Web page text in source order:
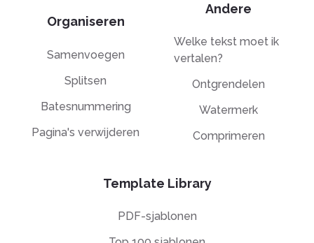
Organiseren
Samenvoegen
Splitsen
Batesnummering
Pagina's verwijderen
Andere
Welke tekst moet ik
vertalen?
Ontgrendelen
Watermerk
Comprimeren
Template Library
PDF-sjablonen